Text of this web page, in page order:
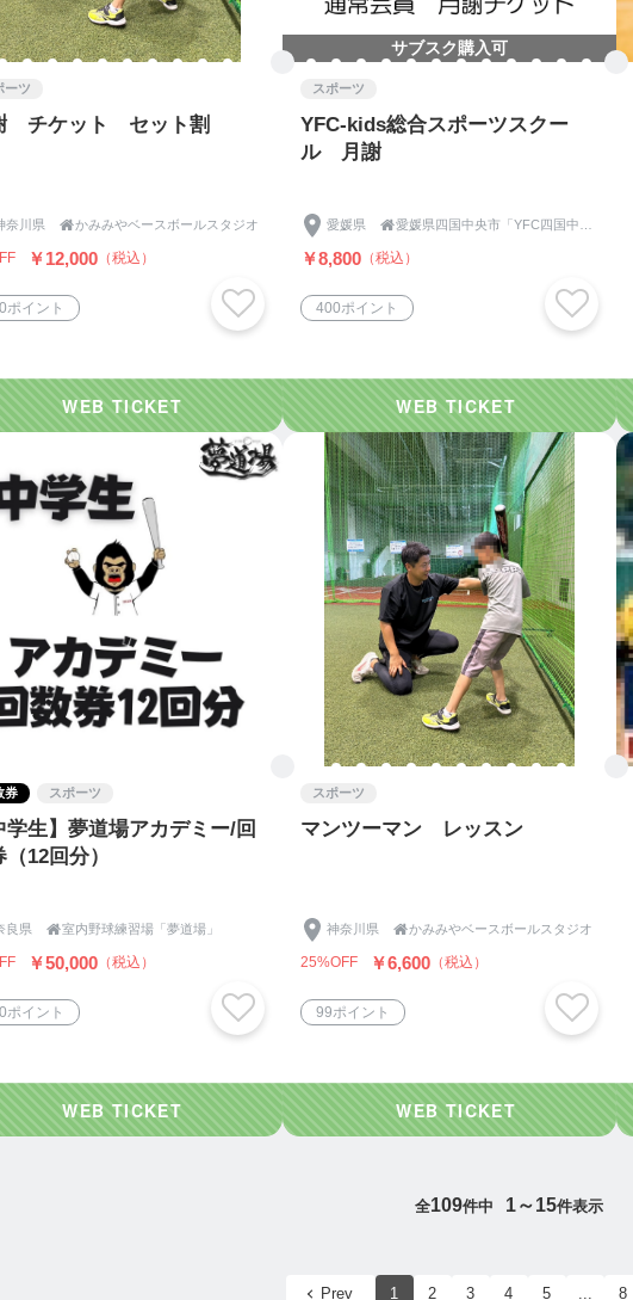
ーツ
チケット セット割
奈川県 かみみやベースボールスタジオ
￥12,000 （税込）
ポイント
サブスク購入可
スポーツ
YFC-kids総合スポーツスクー
ル 月謝
愛媛県 
￥8,800 （税込）
400ポイント
券 スポーツ
学生】夢道場アカデミー/回
12回分）
良県 室内野球練習場「夢道場」
￥50,000 （税込）
ポイント
スポーツ
マンツーマン レッスン
神奈川県 かみみやベースボールスタジオ
25%OFF ￥6,600 （税込）
99ポイント
全109件中 1～15件表示
Prev 1 2 3 4 5 ... 8